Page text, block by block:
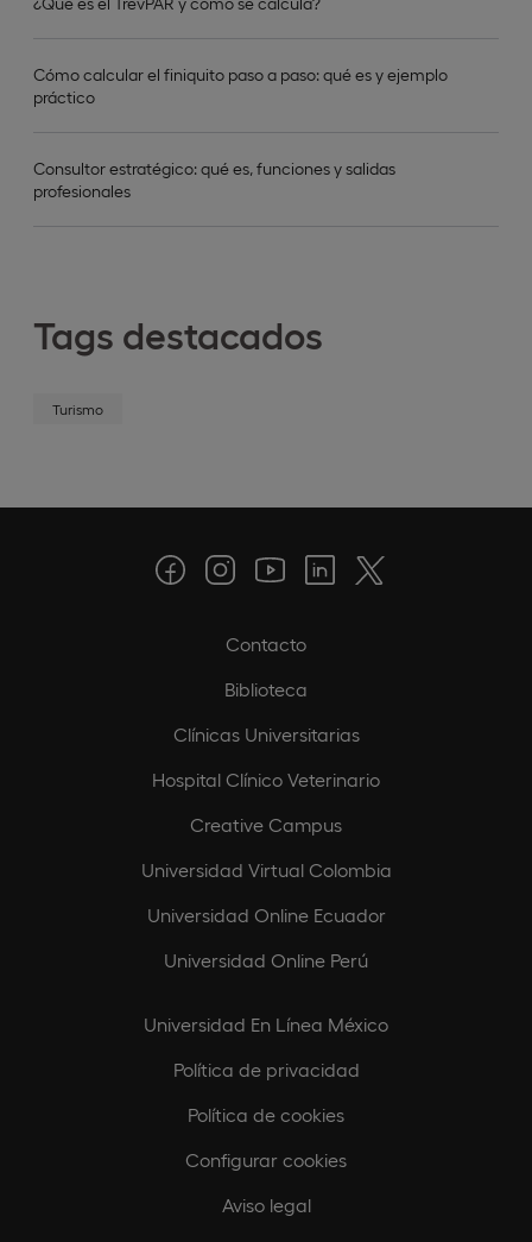
Cómo calcular el finiquito paso a paso: qué es y ejemplo
práctico
Consultor estratégico: qué es, funciones y salidas
profesionales
Tags destacados
Turismo
Contacto
Biblioteca
Clínicas Universitarias
Hospital Clínico Veterinario
Creative Campus
Universidad Virtual Colombia
Universidad Online Ecuador
Universidad Online Perú
Universidad En Línea México
Política de privacidad
Política de cookies
Configurar cookies
Aviso legal